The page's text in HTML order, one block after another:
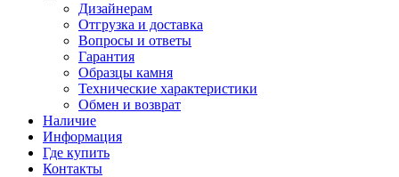
Дизайнерам
Отгрузка и доставка
Вопросы и ответы
Гарантия
Образцы камня
Технические характеристики
Обмен и возврат
Наличие
Информация
Где купить
Контакты